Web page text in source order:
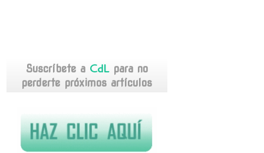
Suscríbete a CdLpara no
perderte próximos artículos